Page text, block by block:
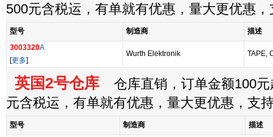
500元含税运，有单就有优惠，量大更优惠
型号 制造商
描述
3003320A
[更多]
Wurth Elektronik TAPE,
英国2号仓库 仓库直销，订单金额100元
元含税运，有单就有优惠，量大更优惠，支
型号 制造商
描述